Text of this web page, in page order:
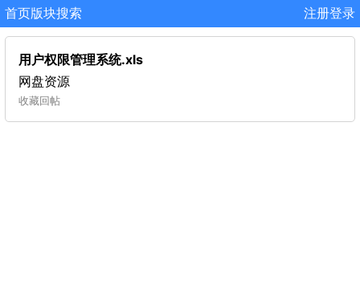
首页版块搜索 注册登录
用户权限管理系统.xls
网盘资源
收藏回帖